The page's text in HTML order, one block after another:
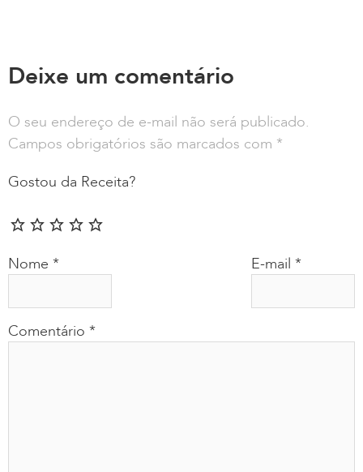
Deixe um comentário
O seu endereço de e-mail não será publicado.
Campos obrigatórios são marcados com *
Gostou da Receita?
Comentário *
Nome * E-mail *